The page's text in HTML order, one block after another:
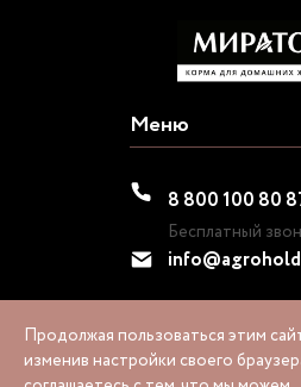
Меню
8 800 100 80
Бесплатный
1995-2026 ©
Продолжая пользоваться этим
изменив настройки своего